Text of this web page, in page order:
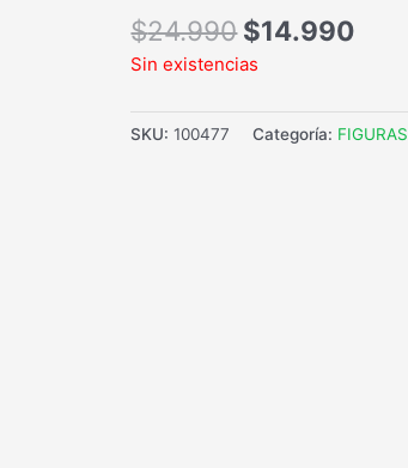
$24.990 $14.990
Sin existencias
SKU:100477 Categoría: FIGURAS